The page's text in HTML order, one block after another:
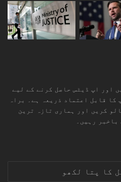
اور اپ ڈیٹس حاصل کرنے کے لیے
قابل اعتماد ذریعہ ہے۔ براہ
کریں اور ہماری تازہ ترین
رہیں۔